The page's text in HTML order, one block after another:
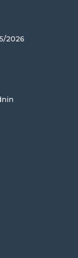
2026